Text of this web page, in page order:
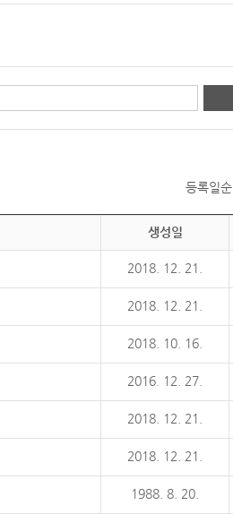
등록일순
생성일
2018. 12. 21.
2018. 12. 21.
2018. 10. 16.
2016. 12. 27.
2018. 12. 21.
2018. 12. 21.
1988. 8. 20.